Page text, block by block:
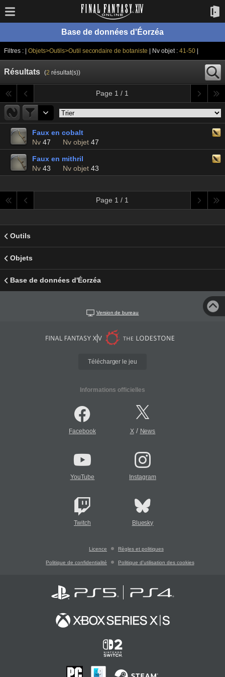
Base de données d'Éorzéa
Filtres : | Objets>Outils>Outil secondaire de botaniste | Nv objet : 41-50|
Résultats (2 résultat(s))
Page 1 / 1
Faux en cobalt
Nv 47 Nv objet 47
Faux en mithril
Nv 43 Nv objet 43
Page 1 / 1
Outils
Objets
Base de données d'Éorzéa
Version de bureau
Télécharger le jeu
Informations officielles
Facebook X/ News
YouTube Instagram
Twitch Bluesky
Licence Règles et politiques
Politique de confidentialité Politique d'utilisation des cookies